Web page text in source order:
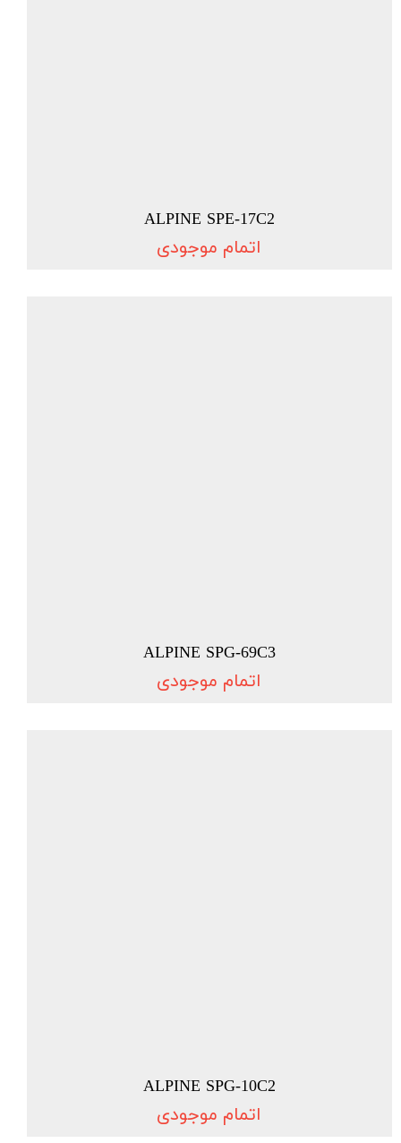
ALPINE SPE-17C2
اتمام موجودی
ALPINE SPG-69C3
اتمام موجودی
ALPINE SPG-10C2
اتمام موجودی